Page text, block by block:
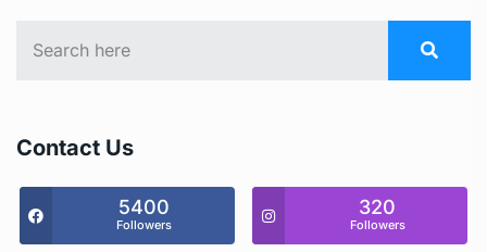
Contact Us
5400
Followers
320
Followers